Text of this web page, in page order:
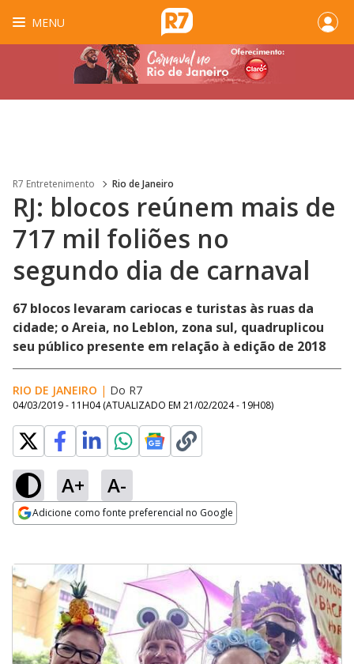
MENU
R7 Entretenimento Rio de Janeiro
RJ: blocos reúnem mais de
717 mil foliões no
segundo dia de carnaval
67 blocos levaram cariocas e turistas às ruas da
cidade; o Areia, no Leblon, zona sul, quadruplicou
seu público presente em relação à edição de 2018
RIO DE JANEIRO | Do R7
04/03/2019 - 11H04 (ATUALIZADO EM 21/02/2024 - 19H08)
A+ A-
Adicione como fonte preferencial no Google